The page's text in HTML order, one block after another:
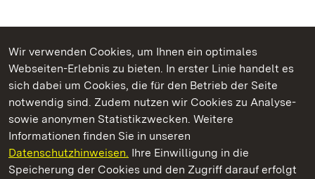
Wir verwenden Cookies, um Ihnen ein optimales
Webseiten-Erlebnis zu bieten. In erster Linie handelt es
sich dabei um Cookies, die für den Betrieb der Seite
notwendig sind. Zudem nutzen wir Cookies zu Analyse-
sowie anonymen Statistikzwecken. Weitere
Informationen finden Sie in unseren
Datenschutzhinweisen. Ihre Einwilligung in die
Speicherung der Cookies und den Zugriff darauf erfolgt
Kommen. Staunen. Genießen.
Staatliche Schlösser und Gärten Baden‑Württemberg